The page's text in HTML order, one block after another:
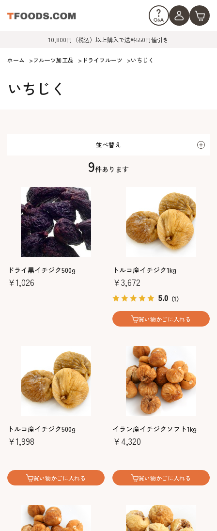
10,800円（税込）以上購入で送料550円値引き
ホーム >フルーツ加工品 > ドライフルーツ >いちじく
いちじく
並べ替え
9件あります
ドライ黒イチジク500g
￥1,026
トルコ産イチジク1kg
￥3,672
5.0 （1）
買い物かごに入れる
トルコ産イチジク500g
￥1,998
買い物かごに入れる
イラン産イチジクソフト1kg
￥4,320
買い物かごに入れる